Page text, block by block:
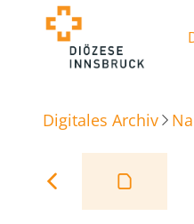
Digitales Archiv